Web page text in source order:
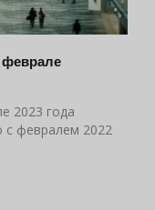
2023 года
с февралем 2022